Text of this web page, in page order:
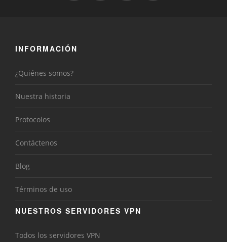
INFORMACIÓN
¿Quiénes somos?
Nuestra historia
Protocolos
Contáctenos
Blog
Términos de uso
NUESTROS SERVIDORES VPN
Todos los servidores VPN